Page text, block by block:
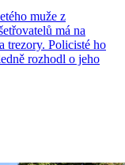
muže z
má na
trezory. Policisté ho
rozhodl o jeho